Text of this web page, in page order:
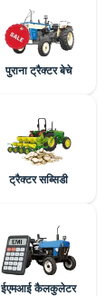
पुराना ट्रैक्टर बेचे
ट्रैक्टर सब्सिडी
ईएमआई कैलकुलेटर